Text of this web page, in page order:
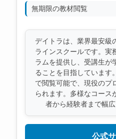
無期限の教材閲覧
デイトラは、業界最安級
ラインスクールです。実
ラムを提供し、受講生が
ることを目指しています
で閲覧可能で、現役のプ
られます。多様なコース
者から経験者まで幅
公式